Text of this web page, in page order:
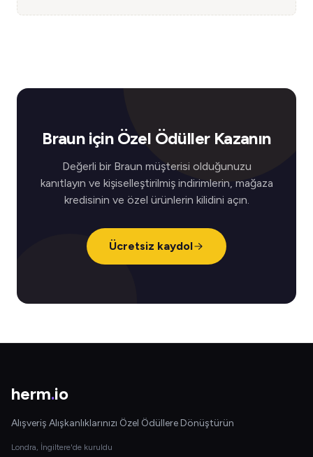
Braun için Özel Ödüller Kazanın
Değerli bir Braun müşterisi olduğunuzu
kanıtlayın ve kişiselleştirilmiş indirimlerin, mağaza
kredisinin ve özel ürünlerin kilidini açın.
Ücretsiz kaydol
herm.io
Alışveriş Alışkanlıklarınızı Özel Ödüllere Dönüştürün
Londra, İngiltere'de kuruldu